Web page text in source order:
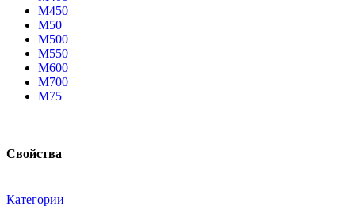
М450
М50
М500
М550
М600
М700
М75
Свойства
Категории